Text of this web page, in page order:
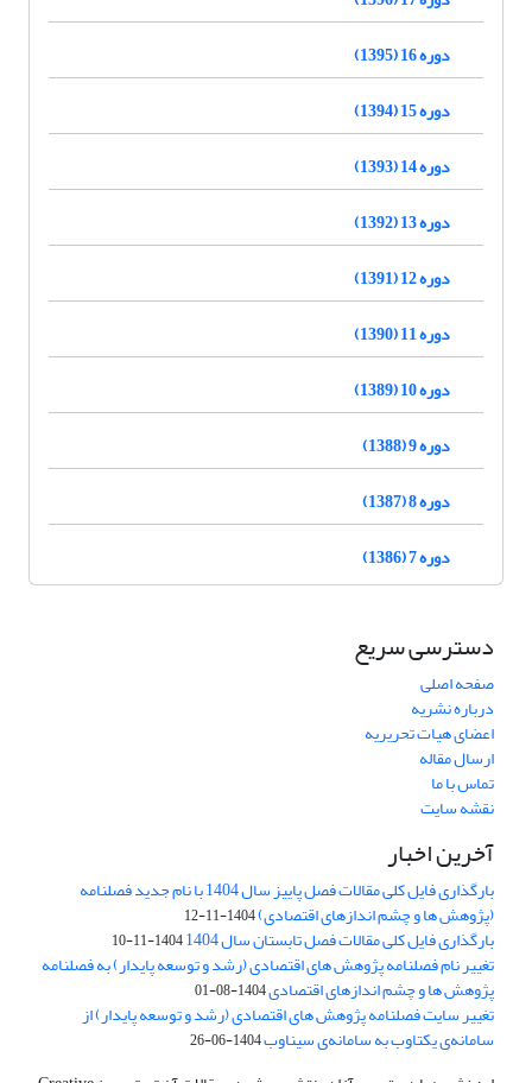
دوره 16 (1395)
دوره 15 (1394)
دوره 14 (1393)
دوره 13 (1392)
دوره 12 (1391)
دوره 11 (1390)
دوره 10 (1389)
دوره 9 (1388)
دوره 8 (1387)
دوره 7 (1386)
دسترسی سریع
صفحه اصلی
درباره نشریه
اعضای هیات تحریریه
ارسال مقاله
تماس با ما
نقشه سایت
آخرین اخبار
بارگذاری فایل کلی مقالات فصل پاییز سال 1404 با نام جدید فصلنامه
(پژوهش ها و چشم اندازهای اقتصادی)1404-11-12
بارگذاری فایل کلی مقالات فصل تابستان سال 1404 1404-11-10
تغییر نام فصلنامه پژوهش های اقتصادی (رشد و توسعه پایدار) به فصلنامه
پژوهش ها و چشم اندازهای اقتصادی1404-08-01
تغییر سایت فصلنامه پژوهش های اقتصادی (رشد و توسعه پایدار) از
سامانه‌ی یکتاوب به سامانه‌ی سیناوب1404-06-26